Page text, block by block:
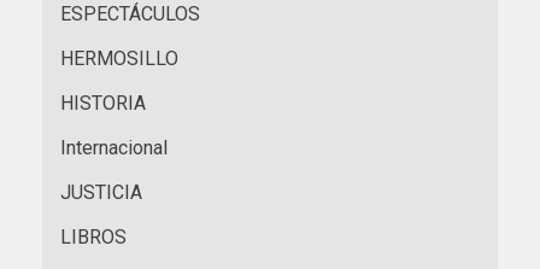
ESPECTÁCULOS
HERMOSILLO
HISTORIA
Internacional
JUSTICIA
LIBROS